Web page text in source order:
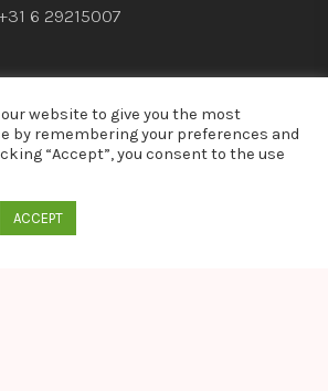
6 29215007
hosted by:
website to give you the most
by remembering your preferences and
“Accept”, you consent to the use
ACCEPT